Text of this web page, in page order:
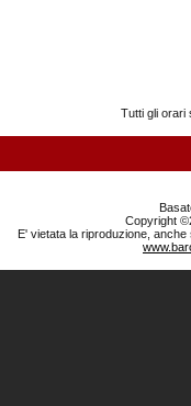
Tutti gli orari
Copyright
E' vietata la riproduzione,